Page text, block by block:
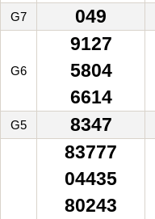
G7 049
G6
9127
5804
6614
G5 8347
83777
04435
80243